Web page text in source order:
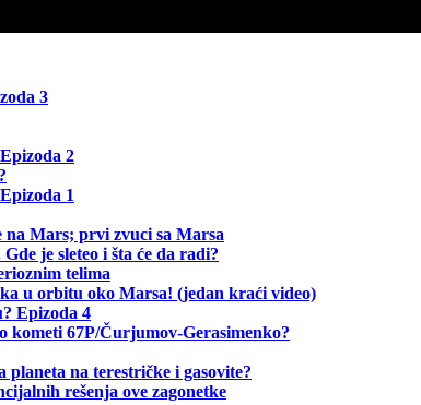
3
2
1
na Mars; prvi zvuci sa Marsa
je sleteo i šta će da radi?
telima
u orbitu oko Marsa! (jedan kraći video)
Epizoda 4
kometi 67P/Čurjumov-Gerasimenko?
planeta na terestričke i gasovite?
rešenja ove zagonetke